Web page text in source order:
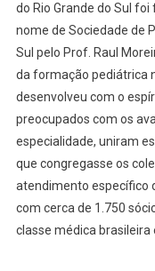
do Rio Grande do Sul
nome de Sociedade de
Sul pelo Prof. Raul
da formação pediátrica
desenvolveu com o
preocupados com os
especialidade, uniram
que congregasse os
atendimento específico
com cerca de 1.750
classe médica brasileira